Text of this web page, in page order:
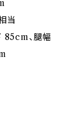
当
85cm、腿幅